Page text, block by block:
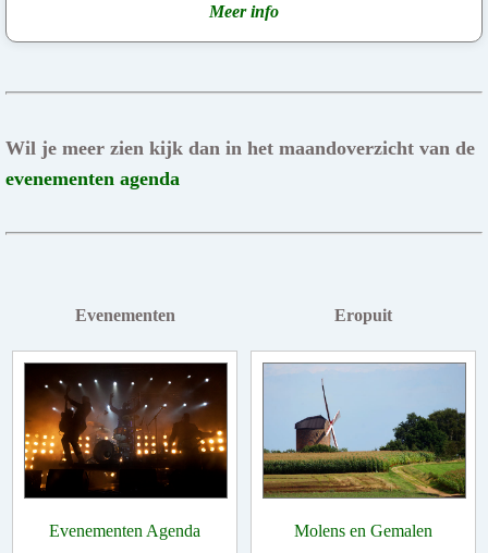
Meer info
Wil je meer zien kijk dan in het maandoverzicht van de
evenementen agenda
Evenementen
Evenementen Agenda
Eropuit
Molens en Gemalen